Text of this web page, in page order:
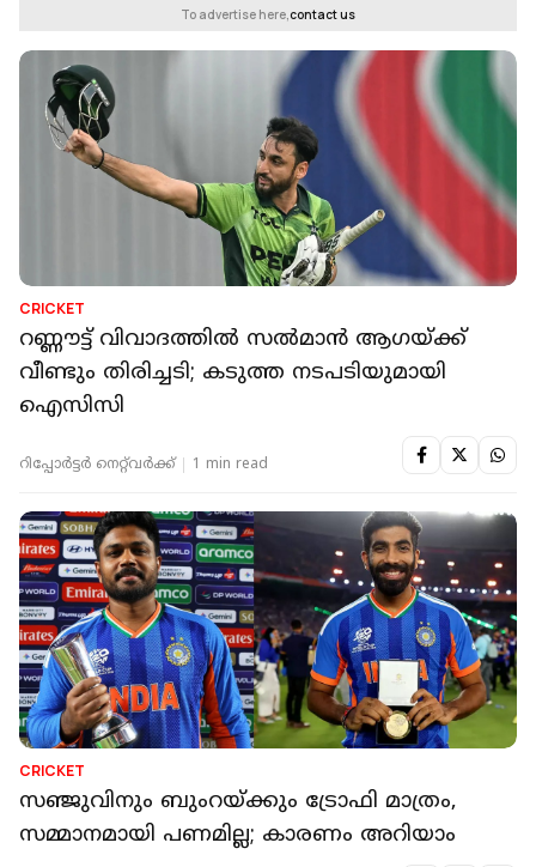
To advertise here, contact us
CRICKET
റണ്ണൗട്ട് വിവാദത്തിൽ സൽമാൻ ആ​ഗയ്ക്ക്
വീണ്ടും തിരിച്ചടി; കടുത്ത നടപടിയുമായി
ഐസിസി
റിപ്പോർട്ടർ നെറ്റ്‌വര്‍ക്ക്‌ 1 min read
CRICKET
സഞ്ജുവിനും ബുംറയ്ക്കും ട്രോഫി മാത്രം,
സമ്മാനമായി പണമില്ല; കാരണം അറിയാം